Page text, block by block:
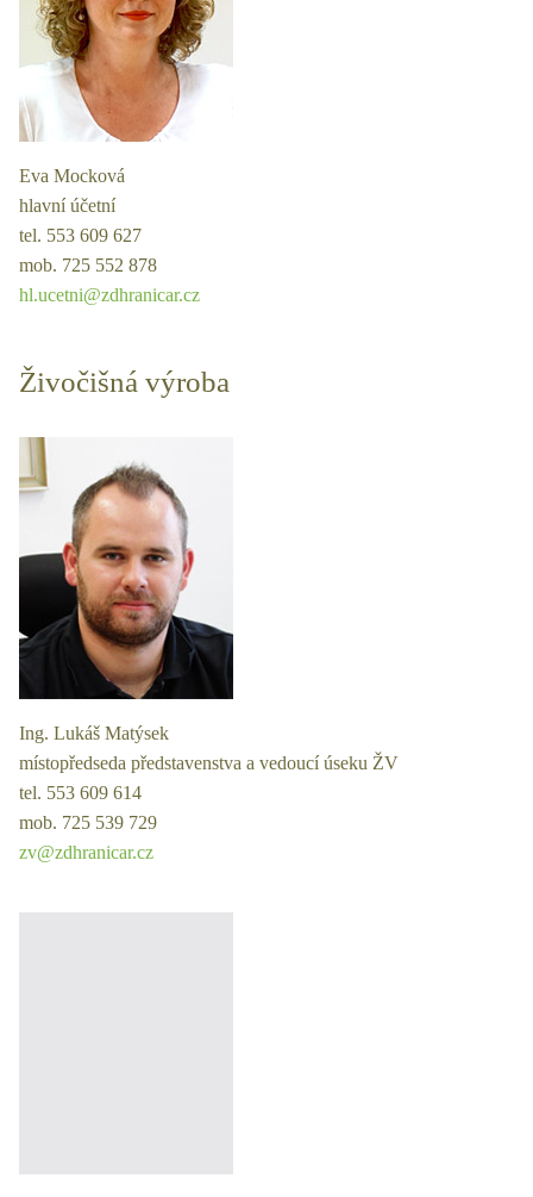
Eva Mocková
hlavní účetní
tel. 553 609 627
mob. 725 552 878
hl.ucetni@zdhranicar.cz
Živočišná výroba
Ing. Lukáš Matýsek
místopředseda představenstva a vedoucí úseku ŽV
tel. 553 609 614
mob. 725 539 729
zv@zdhranicar.cz